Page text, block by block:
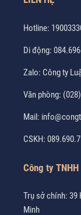
Hotline:
Di động:
Zalo: Công ty
Văn phòng:
Mail:
CSKH:
Công ty
Trụ sở chính: 39
Minh